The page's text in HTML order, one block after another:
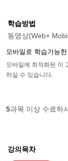
학습방법
동영상(Web+
모바일로 학습가능
모바일에 최적화된 이
하실 수 있습니다.
5과목 이상 수료하
강의목차